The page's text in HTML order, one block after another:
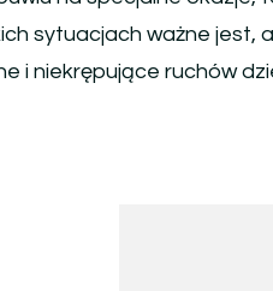
sytuacjach ważne jest,
i niekrępujące ruchów